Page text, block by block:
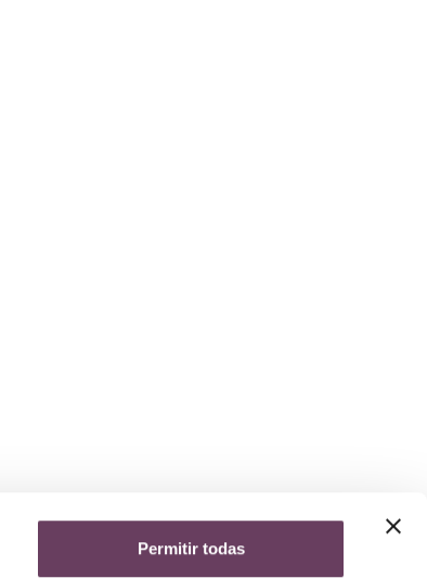
Permitir todas